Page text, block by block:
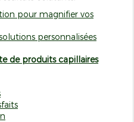
pour magnifier vos
personnalisées
de produits capillaires